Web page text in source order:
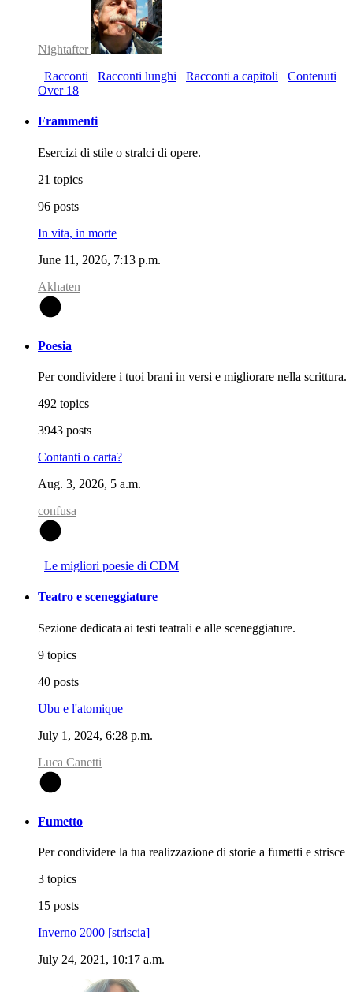
Nightafter
Racconti
Racconti lunghi Racconti a capitoli
Contenuti
Over 18
Frammenti
Esercizi di stile o stralci di opere.
21 topics
96 posts
In vita, in morte
June 11, 2026, 7:13 p.m.
Akhaten
Poesia
Per condividere i tuoi brani in versi e migliorare nella scrittura.
492 topics
3943 posts
Contanti o carta?
Aug. 3, 2026, 5 a.m.
confusa
Le migliori poesie di CDM
Teatro e sceneggiature
Sezione dedicata ai testi teatrali e alle sceneggiature.
9 topics
40 posts
Ubu e l'atomique
July 1, 2024, 6:28 p.m.
Luca Canetti
Fumetto
Per condividere la tua realizzazione di storie a fumetti e strisce
3 topics
15 posts
Inverno 2000 [striscia]
July 24, 2021, 10:17 a.m.